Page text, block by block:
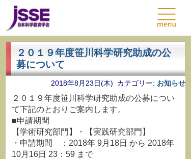
２０１９年度笹川科学研究助成の公
募について
2018年8月23日(木) カテゴリー: お知らせ
２０１９年度笹川科学研究助成の公募につい
て下記のとおりご案内します。
■申請期間
【学術研究部門】・【実践研究部門】
・申請期間 ：2018年 9月18日 から 2018年
10月16日 23：59 まで